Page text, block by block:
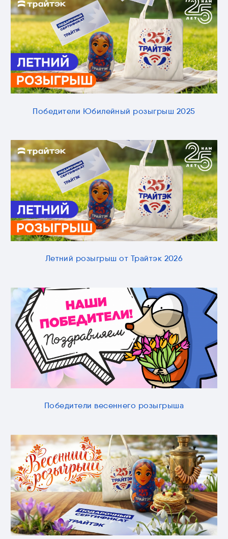
Победители Юбилейный розыгрыш 2025
Летний розыгрыш от Трайтэк 2026
Победители весеннего розыгрыша